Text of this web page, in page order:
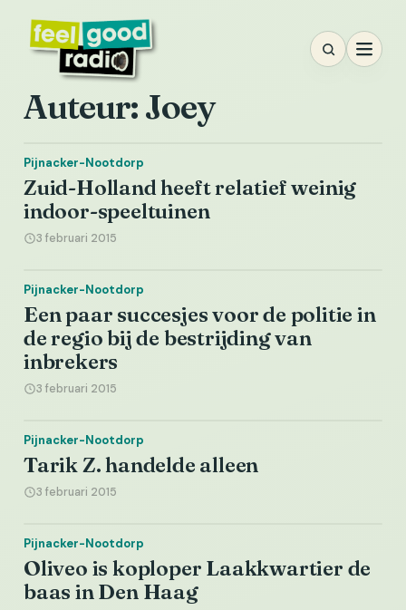
inhoud
Auteur:Joey
Pijnacker-Nootdorp
Zuid-Holland heeft relatief weinig
indoor-speeltuinen
3 februari 2015
Pijnacker-Nootdorp
Een paar succesjes voor de politie in
de regio bij de bestrijding van
inbrekers
3 februari 2015
Pijnacker-Nootdorp
Tarik Z. handelde alleen
3 februari 2015
Pijnacker-Nootdorp
Oliveo is koploper Laakkwartier de
baas in Den Haag